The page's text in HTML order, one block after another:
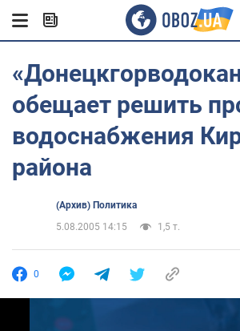
обещает решить
водоснабжения
района
(Архив) Политика
5.08.2005 14:15
1,5 т.
0